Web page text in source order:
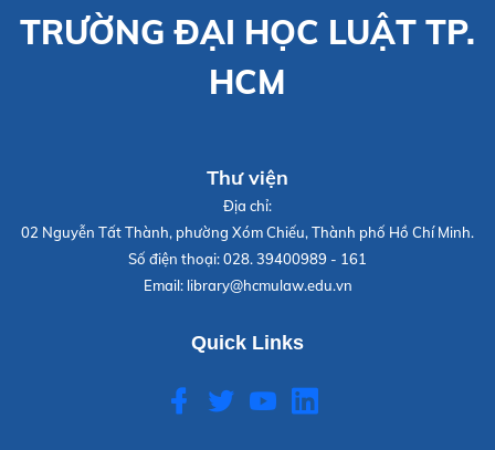
TRƯỜNG ĐẠI HỌC LUẬT TP.
HCM
Thư viện
Địa chỉ:
02 Nguyễn Tất Thành, phường Xóm Chiếu, Thành phố Hồ Chí Minh.
Số điện thoại:028. 39400989 - 161
Email: library@hcmulaw.edu.vn
Quick Links